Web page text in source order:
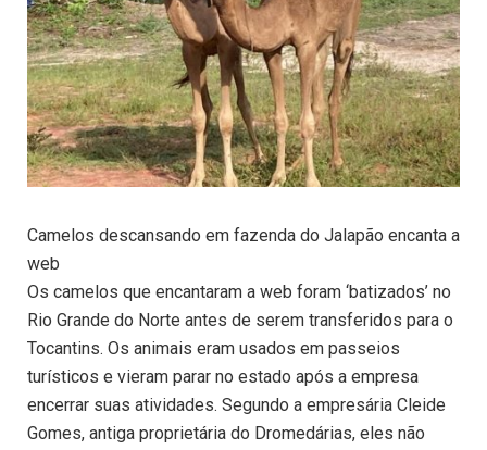
Camelos descansando em fazenda do Jalapão encanta a
web
Os camelos que encantaram a web foram ‘batizados’ no
Rio Grande do Norte antes de serem transferidos para o
Tocantins. Os animais eram usados em passeios
turísticos e vieram parar no estado após a empresa
encerrar suas atividades. Segundo a empresária Cleide
Gomes, antiga proprietária do Dromedárias, eles não